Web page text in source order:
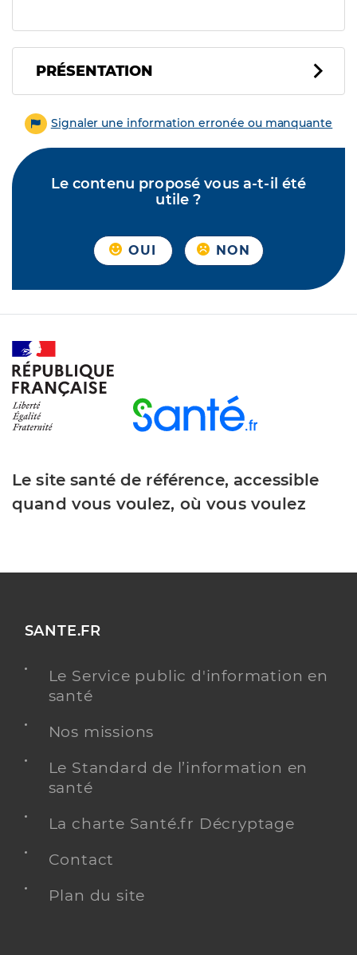
PRÉSENTATION
Signaler une information erronée ou manquante
Le contenu proposé vous a-t-il été
utile ?
OUI NON
Le site santé de référence, accessible
quand vous voulez, où vous voulez
SANTE.FR
Le Service public d'information en
santé
Nos missions
Le Standard de l’information en
santé
La charte Santé.fr Décryptage
Contact
Plan du site